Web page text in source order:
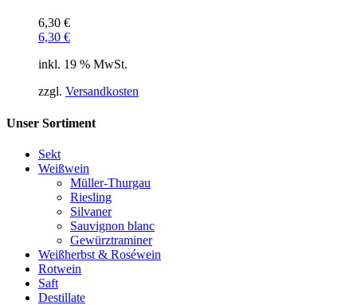
6,30 €
6,30 €
inkl. 19 % MwSt.
zzgl. Versandkosten
Unser Sortiment
Sekt
Weißwein
Müller-Thurgau
Riesling
Silvaner
Sauvignon blanc
Gewürztraminer
Weißherbst & Roséwein
Rotwein
Saft
Destillate